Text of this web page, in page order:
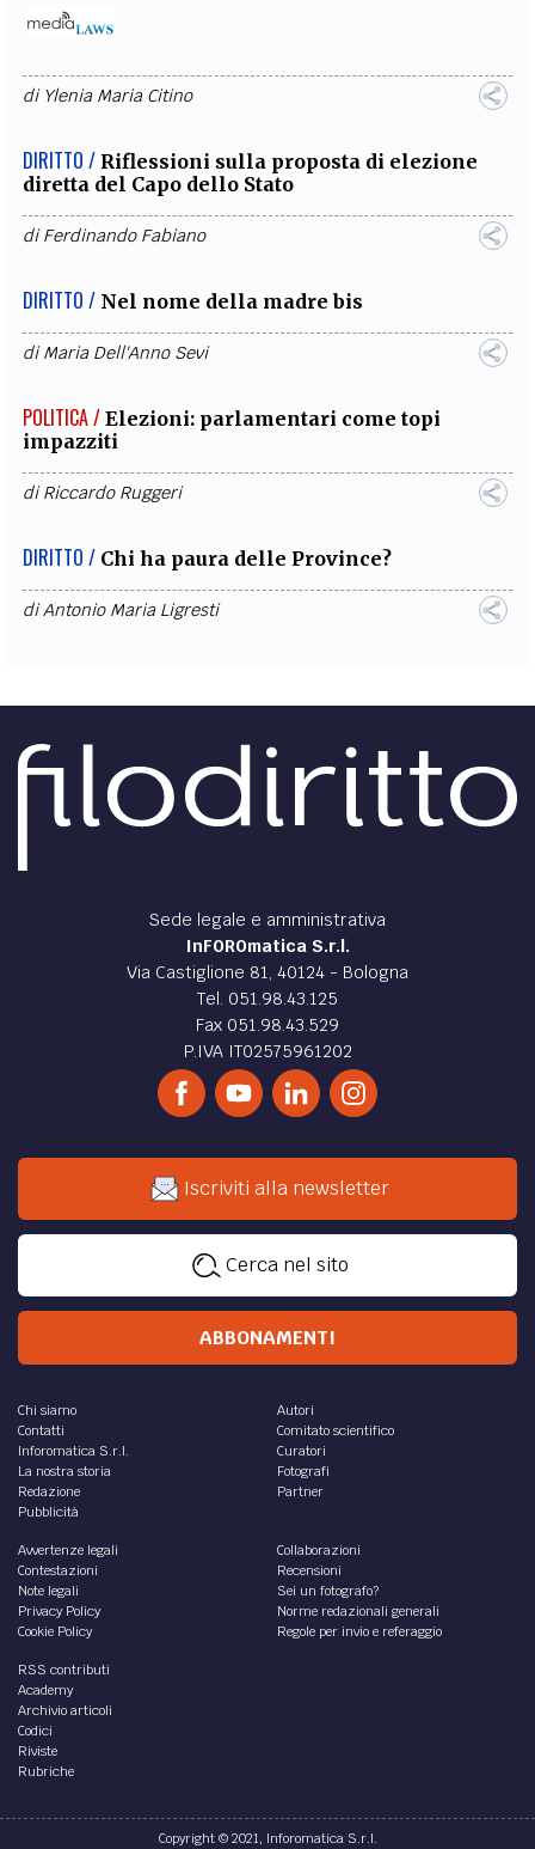
di Ylenia Maria Citino
DIRITTO / Riflessioni sulla proposta di elezione
diretta del Capo dello Stato
diFerdinando Fabiano
DIRITTO / Nel nome della madre bis
diMaria Dell'Anno Sevi
POLITICA / Elezioni: parlamentari come topi
impazziti
diRiccardo Ruggeri
DIRITTO / Chi ha paura delle Province?
diAntonio Maria Ligresti
Sede legale e amministrativa
InFOROmatica S.r.l.
Via Castiglione 81, 40124 - Bologna
Tel. 051.98.43.125
Fax 051.98.43.529
P.IVA IT02575961202
Iscriviti alla newsletter
Cerca nel sito
ABBONAMENTI
Chi siamo
Contatti
Inforomatica S.r.l.
La nostra storia
Redazione
Pubblicità
Autori
Comitato scientifico
Curatori
Fotografi
Partner
Avvertenze legali
Contestazioni
Note legali
Privacy Policy
Cookie Policy
Collaborazioni
Recensioni
Sei un fotografo?
Norme redazionali generali
Regole per invio e referaggio
RSS contributi
Academy
Archivio articoli
Codici
Riviste
Rubriche
Copyright © 2021, Inforomatica S.r.l.